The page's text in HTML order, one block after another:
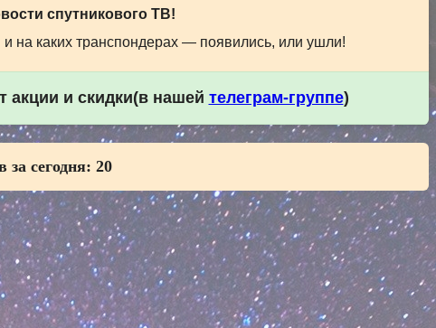
спутникового ТВ!
на каких транспондерах — появились, или ушли!
акции и скидки(в нашей телеграм-группе)
за сегодня: 20